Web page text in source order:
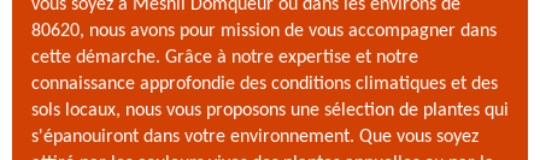
vous soyez à Mesnil Domqueur ou dans les environs de
80620, nous avons pour mission de vous accompagner dans
cette démarche. Grâce à notre expertise et notre
connaissance approfondie des conditions climatiques et des
sols locaux, nous vous proposons une sélection de plantes qui
s'épanouiront dans votre environnement. Que vous soyez